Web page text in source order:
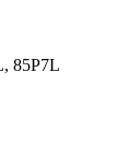
85P7L